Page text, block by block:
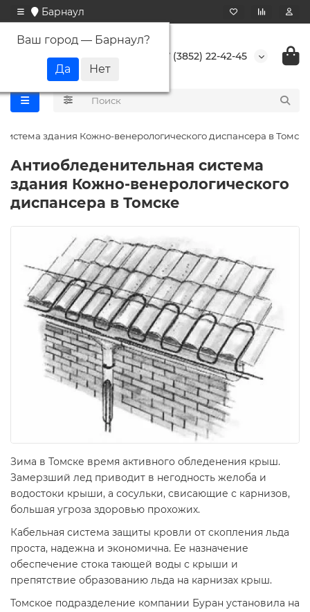
Барнаул
Ваш город — Барнаул?
+7 (3852) 22-42-45
здания Кожно-венерологического диспансера в Томске
Антиобледенительная система
здания Кожно-венерологического
диспансера в Томске
Зима в Томске время активного обледенения крыш.
Замерзший лед приводит в негодность желоба и
водостоки крыши, а сосульки, свисающие с карнизов,
большая угроза здоровью прохожих.
Кабельная система защиты кровли от скопления льда
проста, надежна и экономична. Ее назначение
обеспечение стока тающей воды с крыши и
препятствие образованию льда на карнизах крыш.
Томское подразделение компании Буран установила на